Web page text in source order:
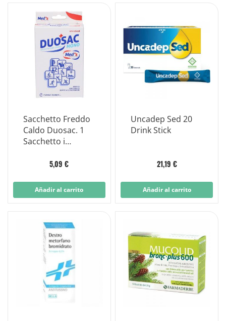
Sacchetto Freddo
Caldo Duosac. 1
Sacchetto i
Tessuto Non
Dimensione
13x18cm
5,09 €
Añadir al carrito
Uncadep Sed 20
Drink Stick
21,19 €
Añadir al carrito